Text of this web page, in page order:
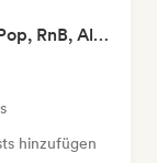
Sexy songs playlist (Rock, Pop, RnB, Alternative, Sad, Mellow and Sensual sounds)
hinzufügen